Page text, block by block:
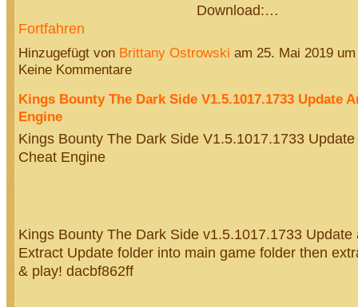
Download:…
Fortfahren
Hinzugefügt von Brittany Ostrowski am 25. Mai 2019
Keine Kommentare
Kings Bounty The Dark Side V1.5.1017.1733 Update
Engine
Kings Bounty The Dark Side V1.5.1017.1733
Cheat Engine
Kings Bounty The Dark Side v1.5.1017.1733 Update
Extract Update folder into main game folder then
& play! dacbf862ff